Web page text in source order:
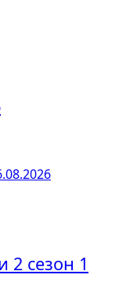
сезон 1